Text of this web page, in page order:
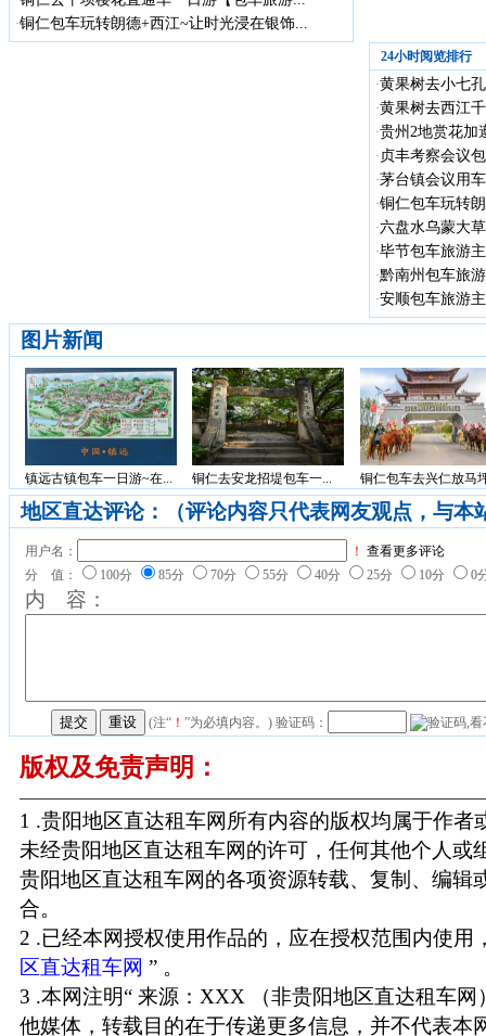
·铜仁包车玩转朗德+西江~让时光浸在银饰...
24小时阅览排行
·黄果树去小七
·黄果树去西江
·贵州2地赏花加
· 贞丰考察会议
·茅台镇会议用
·铜仁包车玩转
·六盘水乌蒙大
·毕节包车旅游
·黔南州包车旅
·安顺包车旅游
图片新闻
镇远古镇包车一日游~在... 铜仁去安龙招堤包车一... 铜仁包车去兴仁放马
地区直达评论：（评论内容只代表网友观点，与本
用户名： ！ 查看更多评论
分 值：
100分 85分 70分 55分 40分 25分 10分 0
内 容：
(注“ ！ ”为必填内容。) 验证码：
版权及免责声明：
1 .贵阳地区直达租车网所有内容的版权均属于作者
未经贵阳地区直达租车网的许可，任何其他个人或
贵阳地区直达租车网的各项资源转载、复制、编辑
合。
2 .已经本网授权使用作品的，应在授权范围内使用
区直达租车网 ” 。
3 .本网注明“ 来源：XXX （非贵阳地区直达租车网
他媒体，转载目的在于传递更多信息，并不代表本